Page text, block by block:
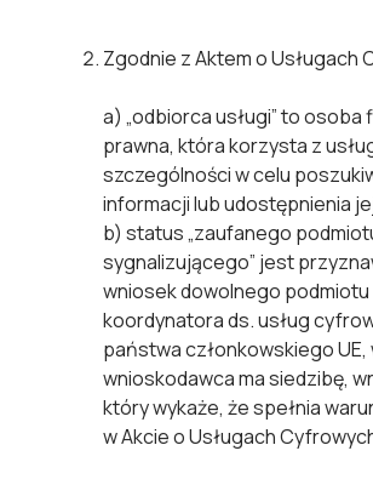
Zgodnie z Aktem o Usługach
a) „odbiorca usługi” to osoba
prawna, która korzysta z
szczególności w celu
informacji lub udostępnienia
b) status „zaufanego
sygnalizującego” jest
wniosek dowolnego
koordynatora ds. usług
państwa członkowskiego UE,
wnioskodawca ma siedzibę,
który wykaże, że spełnia
w Akcie o Usługach